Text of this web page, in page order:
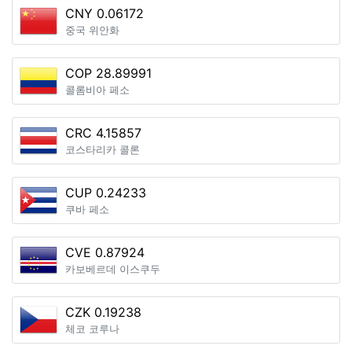
CNY 0.06172
중국 위안화
COP 28.89991
콜롬비아 페소
CRC 4.15857
코스타리카 콜론
CUP 0.24233
쿠바 페소
CVE 0.87924
카보베르데 이스쿠두
CZK 0.19238
체코 코루나